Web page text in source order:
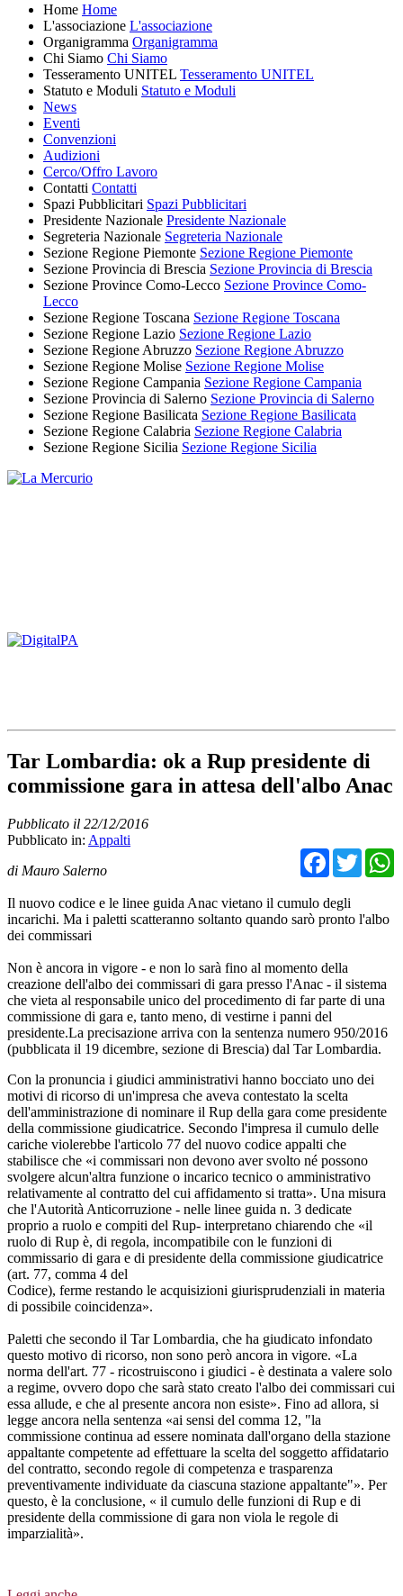
Home Home
L'associazione L'associazione
Organigramma Organigramma
Chi Siamo Chi Siamo
Tesseramento UNITEL Tesseramento UNITEL
Statuto e Moduli Statuto e Moduli
News
Eventi
Convenzioni
Audizioni
Cerco/Offro Lavoro
Contatti Contatti
Spazi Pubblicitari Spazi Pubblicitari
Presidente Nazionale Presidente Nazionale
Segreteria Nazionale Segreteria Nazionale
Sezione Regione Piemonte Sezione Regione Piemonte
Sezione Provincia di Brescia Sezione Provincia di Brescia
Sezione Province Como-Lecco Sezione Province Como-
Lecco
Sezione Regione Toscana Sezione Regione Toscana
Sezione Regione Lazio Sezione Regione Lazio
Sezione Regione Abruzzo Sezione Regione Abruzzo
Sezione Regione Molise Sezione Regione Molise
Sezione Regione Campania Sezione Regione Campania
Sezione Provincia di Salerno Sezione Provincia di Salerno
Sezione Regione Basilicata Sezione Regione Basilicata
Sezione Regione Calabria Sezione Regione Calabria
Sezione Regione Sicilia Sezione Regione Sicilia
Tar Lombardia: ok a Rup presidente di
commissione gara in attesa dell'albo Anac
Pubblicato il 22/12/2016
Pubblicato in: Appalti
di Mauro Salerno
Il nuovo codice e le linee guida Anac vietano il cumulo degli
incarichi. Ma i paletti scatteranno soltanto quando sarò pronto l'albo
dei commissari
Non è ancora in vigore - e non lo sarà fino al momento della
creazione dell'albo dei commissari di gara presso l'Anac - il sistema
che vieta al responsabile unico del procedimento di far parte di una
commissione di gara e, tanto meno, di vestirne i panni del
presidente.La precisazione arriva con la sentenza numero 950/2016
(pubblicata il 19 dicembre, sezione di Brescia) dal Tar Lombardia.
Con la pronuncia i giudici amministrativi hanno bocciato uno dei
motivi di ricorso di un'impresa che aveva contestato la scelta
dell'amministrazione di nominare il Rup della gara come presidente
della commissione giudicatrice. Secondo l'impresa il cumulo delle
cariche violerebbe l'articolo 77 del nuovo codice appalti che
stabilisce che «i commissari non devono aver svolto né possono
svolgere alcun'altra funzione o incarico tecnico o amministrativo
relativamente al contratto del cui affidamento si tratta». Una misura
che l'Autorità Anticorruzione - nelle linee guida n. 3 dedicate
proprio a ruolo e compiti del Rup- interpretano chiarendo che «il
ruolo di Rup è, di regola, incompatibile con le funzioni di
commissario di gara e di presidente della commissione giudicatrice
(art. 77, comma 4 del
Codice), ferme restando le acquisizioni giurisprudenziali in materia
di possibile coincidenza».
Paletti che secondo il Tar Lombardia, che ha giudicato infondato
questo motivo di ricorso, non sono però ancora in vigore. «La
norma dell'art. 77 - ricostruiscono i giudici - è destinata a valere solo
a regime, ovvero dopo che sarà stato creato l'albo dei commissari cui
essa allude, e che al presente ancora non esiste». Fino ad allora, si
legge ancora nella sentenza «ai sensi del comma 12, "la
commissione continua ad essere nominata dall'organo della stazione
appaltante competente ad effettuare la scelta del soggetto affidatario
del contratto, secondo regole di competenza e trasparenza
preventivamente individuate da ciascuna stazione appaltante"». Per
questo, è la conclusione, « il cumulo delle funzioni di Rup e di
presidente della commissione di gara non viola le regole di
imparzialità».